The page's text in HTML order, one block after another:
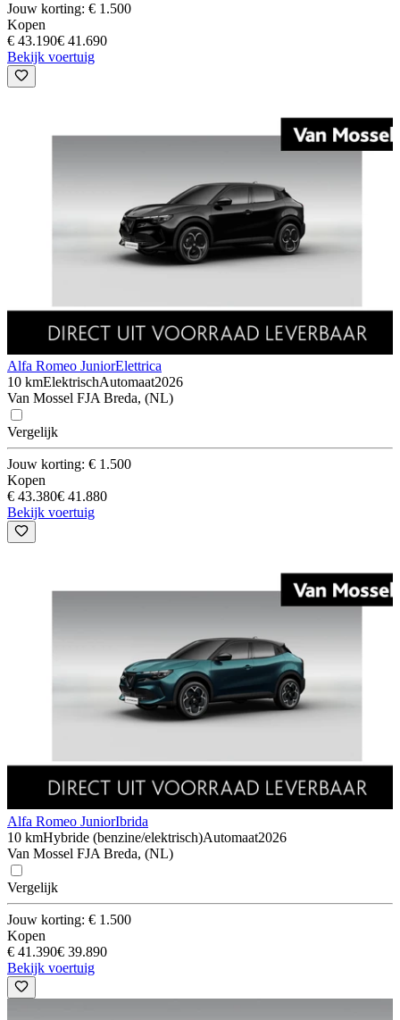
Jouw korting: € 1.500
Kopen
€ 43.190€ 41.690
Bekijk voertuig
Alfa Romeo JuniorElettrica
10 kmElektrischAutomaat2026
Van Mossel FJA Breda, (NL)
Vergelijk
Jouw korting: € 1.500
Kopen
€ 43.380€ 41.880
Bekijk voertuig
Alfa Romeo JuniorIbrida
10 kmHybride (benzine/elektrisch)Automaat2026
Van Mossel FJA Breda, (NL)
Vergelijk
Jouw korting: € 1.500
Kopen
€ 41.390€ 39.890
Bekijk voertuig